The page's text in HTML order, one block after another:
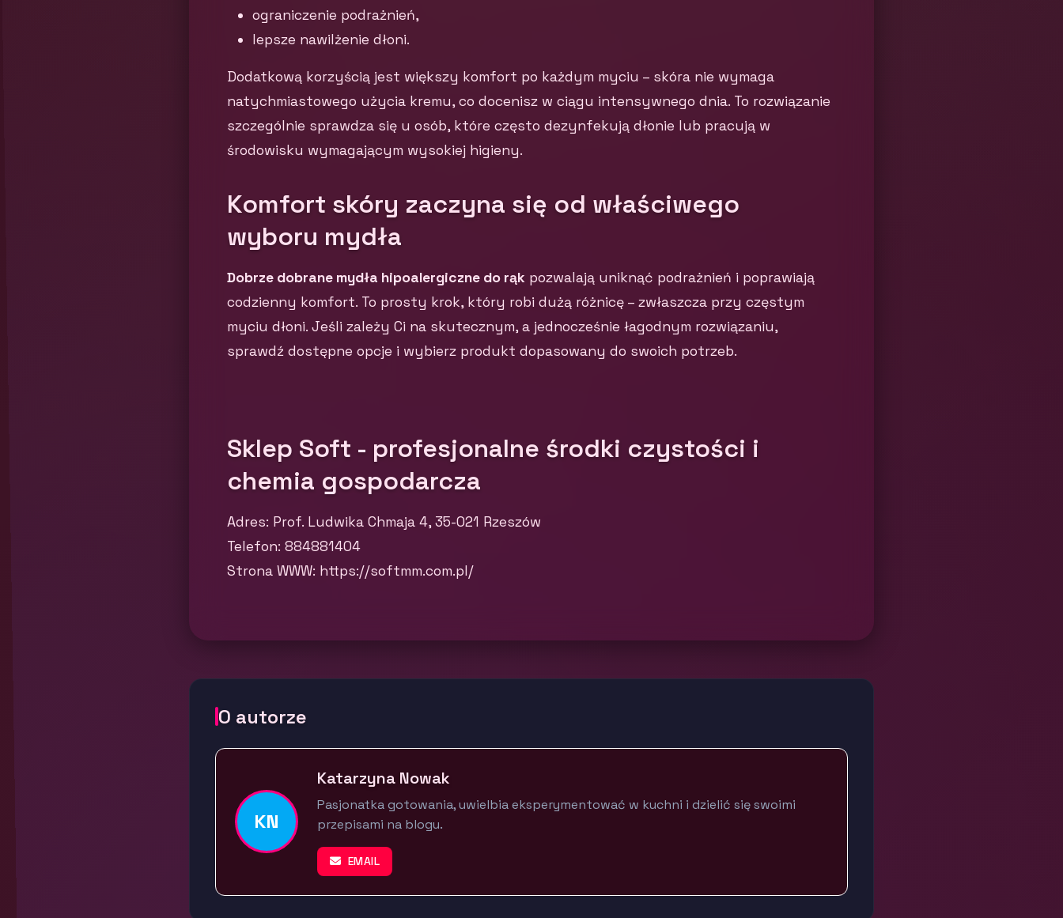
ograniczenie podrażnień,
lepsze nawilżenie dłoni.
Dodatkową korzyścią jest większy komfort po każdym myciu – skóra nie wymaga
natychmiastowego użycia kremu, co docenisz w ciągu intensywnego dnia. To rozwiązanie
szczególnie sprawdza się u osób, które często dezynfekują dłonie lub pracują w
środowisku wymagającym wysokiej higieny.
Komfort skóry zaczyna się od właściwego
wyboru mydła
Dobrze dobrane mydła hipoalergiczne do rąkpozwalają uniknąć podrażnień i poprawiają
codzienny komfort. To prosty krok, który robi dużą różnicę – zwłaszcza przy częstym
myciu dłoni. Jeśli zależy Ci na skutecznym, a jednocześnie łagodnym rozwiązaniu,
sprawdź dostępne opcje i wybierz produkt dopasowany do swoich potrzeb.
Sklep Soft - profesjonalne środki czystości i
chemia gospodarcza
Adres: Prof. Ludwika Chmaja 4, 35-021 Rzeszów
Telefon: 884881404
Strona WWW: https://softmm.com.pl/
O autorze
KN
Katarzyna Nowak
Pasjonatka gotowania, uwielbia eksperymentować w kuchni i dzielić się swoimi
przepisami na blogu.
EMAIL